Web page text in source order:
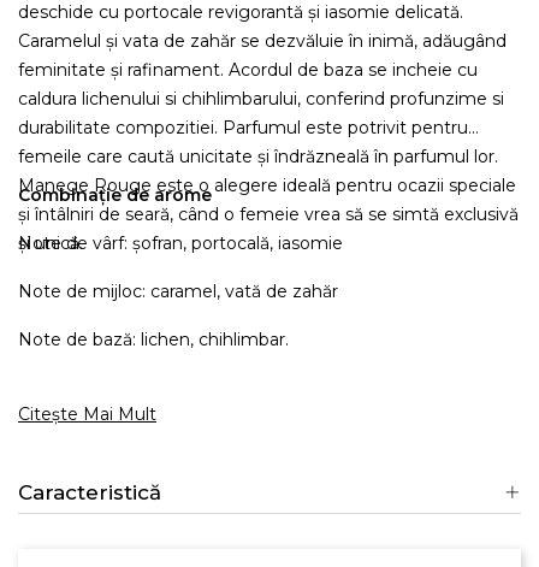
deschide cu portocale revigorantă și iasomie delicată.
Caramelul și vata de zahăr se dezvăluie în inimă, adăugând
feminitate și rafinament. Acordul de baza se incheie cu
caldura lichenului si chihlimbarului, conferind profunzime si
durabilitate compozitiei. Parfumul este potrivit pentru
femeile care caută unicitate și îndrăzneală în parfumul lor.
Manege Rouge este o alegere ideală pentru ocazii speciale
și întâlniri de seară, când o femeie vrea să se simtă exclusivă
și unică.
Combinație de arome
Note de vârf: șofran, portocală, iasomie
Note de mijloc: caramel, vată de zahăr
Note de bază: lichen, chihlimbar.
Citește Mai Mult
Caracteristică